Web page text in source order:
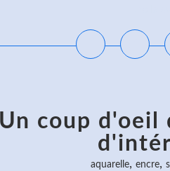
coup d'oeil
aquarelle, encre,